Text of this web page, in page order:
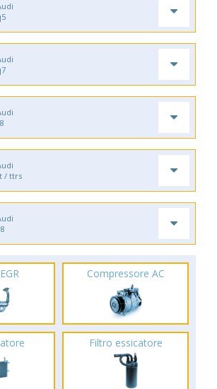
/ ttrs
Compressore AC
Filtro essicatore